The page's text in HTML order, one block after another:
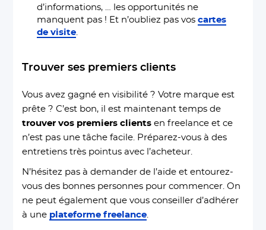
d’informations, … les opportunités ne
manquent pas ! Et n’oubliez pas voscartes
de visite
Trouver ses premiers clients
Vous avez gagné en visibilité ? Votre marque est
prête ? C’est bon, il est maintenant temps de
trouver vos premiers clients en freelance et ce
n’est pas une tâche facile. Préparez-vous à des
entretiens très pointus avec l’acheteur.
N’hésitez pas à demander de l’aide et entourez-
vous des bonnes personnes pour commencer. On
ne peut également que vous conseiller d’adhérer
à une plateforme freelance